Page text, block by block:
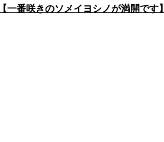
番咲きのソメイヨシノが満開です】